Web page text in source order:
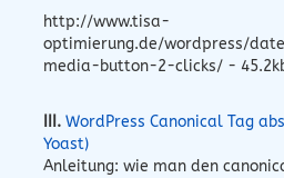
http://www.tisa-
optimierung.de/wordpress/
media-button-2-clicks/ -
III. WordPress Canonical Tag
Yoast)
Anleitung: wie man den